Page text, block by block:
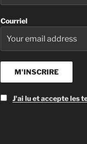
Courriel
J'ai lu et accepte les